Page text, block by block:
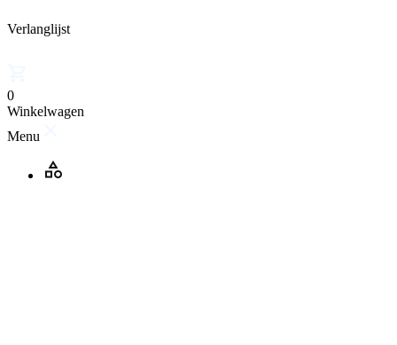
Verlanglijst
0
Winkelwagen
Menu